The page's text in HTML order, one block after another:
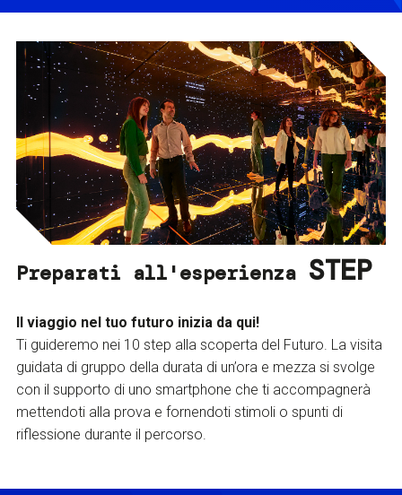
Preparati all'esperienza STEP
Il viaggio nel tuo futuro inizia da qui!
Ti guideremo nei 10 step alla scoperta del Futuro. La visita
guidata di gruppo della durata di un’ora e mezza si svolge
con il supporto di uno smartphone che ti accompagnerà
mettendoti alla prova e fornendoti stimoli o spunti di
riflessione durante il percorso.